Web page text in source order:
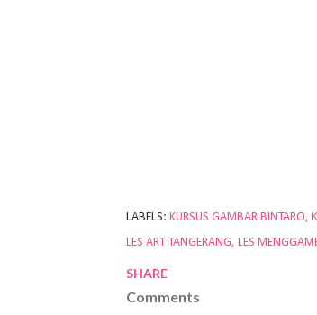
LABELS: KURSUS GAMBAR BINTARO
LES ART TANGERANG LES
SHARE
Comments